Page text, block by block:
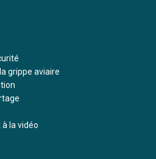
grippe aviaire
la vidéo